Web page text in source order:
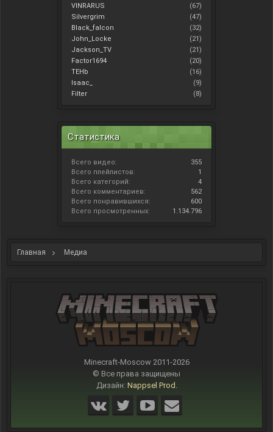
VINRARUS
(67)
Silvergrim
(47)
Black_falcon
(32)
John_Locke
(21)
Jackson_TV
(21)
Factor1694
(20)
TEHb
(16)
Isaac_
(9)
Filter
(8)
Статистика
Всего видео:
355
Всего плейлистов:
1
Всего категорий:
4
Всего комментариев:
562
Всего понравившихся:
600
Всего просмотренных:
1.134.796
Главная Медиа
Minecraft-Moscow 2011-2026
© Все права защищены
Дизайн: Nappsel Prod.